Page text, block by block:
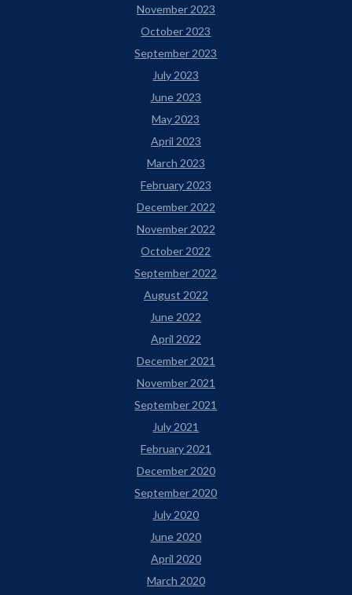
November 2023
October 2023
September 2023
July 2023
June 2023
May 2023
April 2023
March 2023
February 2023
December 2022
November 2022
October 2022
September 2022
August 2022
June 2022
April 2022
December 2021
November 2021
September 2021
July 2021
February 2021
December 2020
September 2020
July 2020
June 2020
April 2020
March 2020